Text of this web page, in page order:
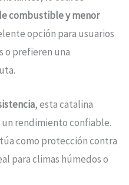
combustible y menor
opción para usuarios
o prefieren una
, esta catalina
rendimiento confiable.
como protección contra
para climas húmedos o